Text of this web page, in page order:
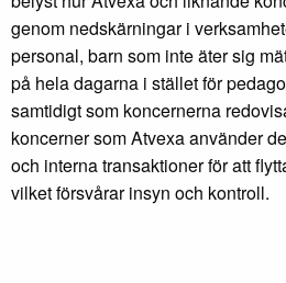
genom nedskärningar i
personal, barn som inte äter sig
på hela dagarna i stället för
samtidigt som koncernerna
koncerner som Atvexa använder
och interna transaktioner för att
vilket försvårar insyn och kontroll.